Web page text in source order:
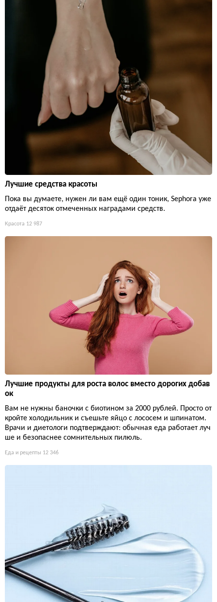
Лучшие средства красоты
Пока вы думаете, нужен ли вам ещё один тоник, Sephora уже
отдаёт десяток отмеченных наградами средств.
Красота 12 987
Лучшие продукты для роста волос вместо дорогих добав
ок
Вам не нужны баночки с биотином за 2000 рублей. Просто от
кройте холодильник и съешьте яйцо с лососем и шпинатом.
Врачи и диетологи подтверждают: обычная еда работает луч
ше и безопаснее сомнительных пилюль.
Еда и рецепты 12 346